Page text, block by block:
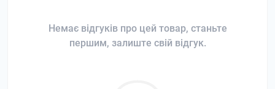
Немає відгуків про цей товар, станьте
першим, залиште свій відгук.